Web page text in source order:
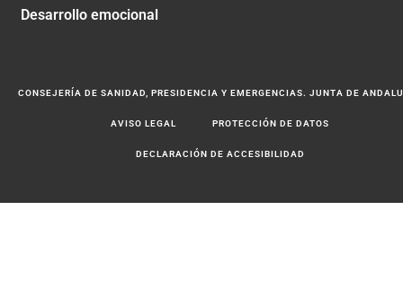
Desarrollo emocional
CONSEJERÍA DE SANIDAD, PRESIDENCIA Y EMERGENCIAS. JUNTA DE
AVISO LEGAL PROTECCIÓN DE DATOS
DECLARACIÓN DE ACCESIBILIDAD